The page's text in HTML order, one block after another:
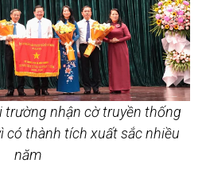
trường nhận cờ truyền thống
có thành tích xuất sắc nhiều
năm